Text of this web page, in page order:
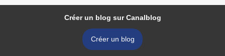
Créer un blog sur Canalblog
Créer un blog